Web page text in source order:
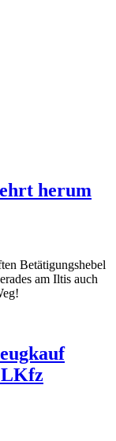
herum
Betätigungshebel
am Iltis auch